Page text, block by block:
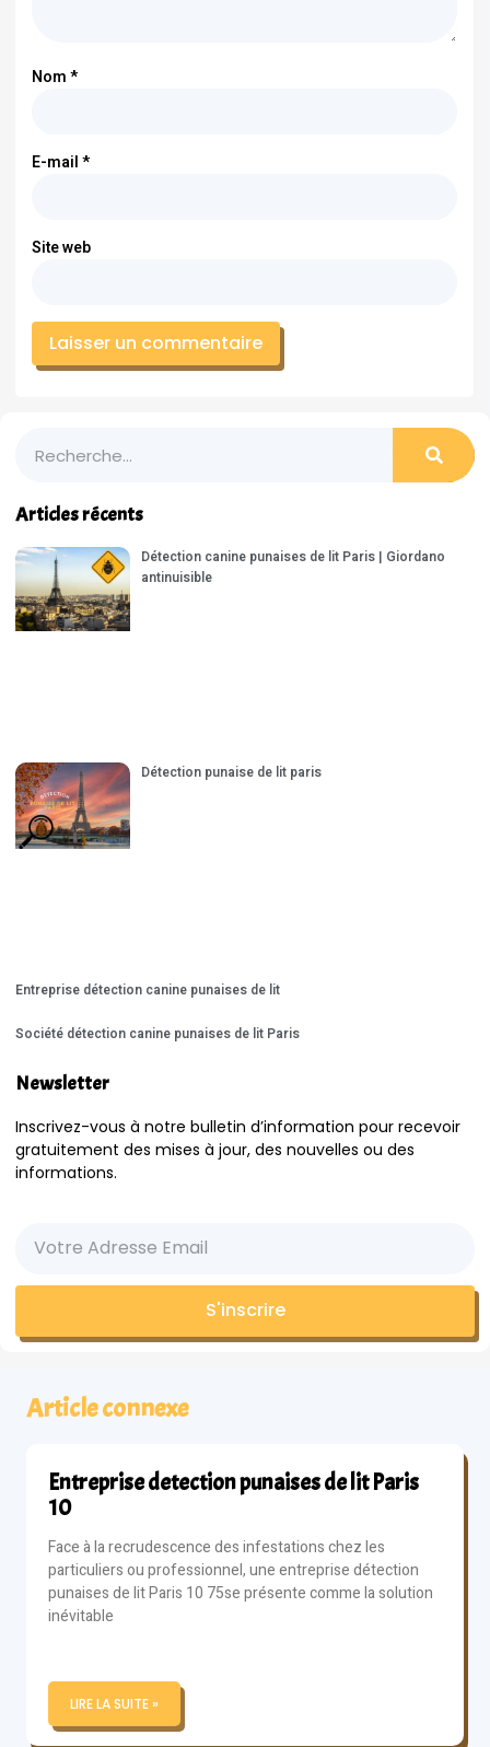
Nom*
E-mail*
Site web
Articles récents
Détection canine punaises de lit Paris | Giordano
antinuisible
Détection punaise de lit paris
Entreprise détection canine punaises de lit
Société détection canine punaises de lit Paris
Newsletter
Inscrivez-vous à notre bulletin d’information pour recevoir
gratuitement des mises à jour, des nouvelles ou des
informations.
S'inscrire
Article connexe
Entreprise detection punaises de lit Paris
10
Face à la recrudescence des infestations chez les
particuliers ou professionnel, une entreprise détection
punaises de lit Paris 10 75se présente comme la solution
inévitable
LIRE LA SUITE »